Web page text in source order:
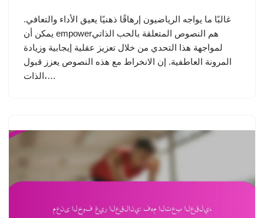
غالبًا ما يواجه الرياضيون إرهاقًا ذهنيًا يعيق الأداء والتعافي.
يمكن أن empowerهم النصوص المتعلقة بالحب الذاتي
لمواجهة هذا التحدي من خلال تعزيز عقلية إيجابية وزيادة
المرونة العاطفية. إن الانخراط مع هذه النصوص يعزز قبول
الذات،…